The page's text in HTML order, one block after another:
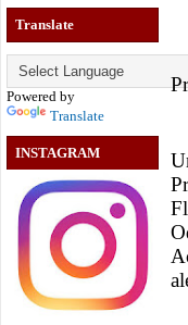
Translate
Powered by
Translate
INSTAGRAM